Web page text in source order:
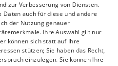
Teile sie auf Pinterest!
merken
zur Verbesserung von Diensten.
Daten auch für diese und andere
der Nutzung genauer
Ihre Auswahl gilt nur
können sich statt auf Ihre
stützen; Sie haben das Recht,
einzulegen. Sie können Ihre